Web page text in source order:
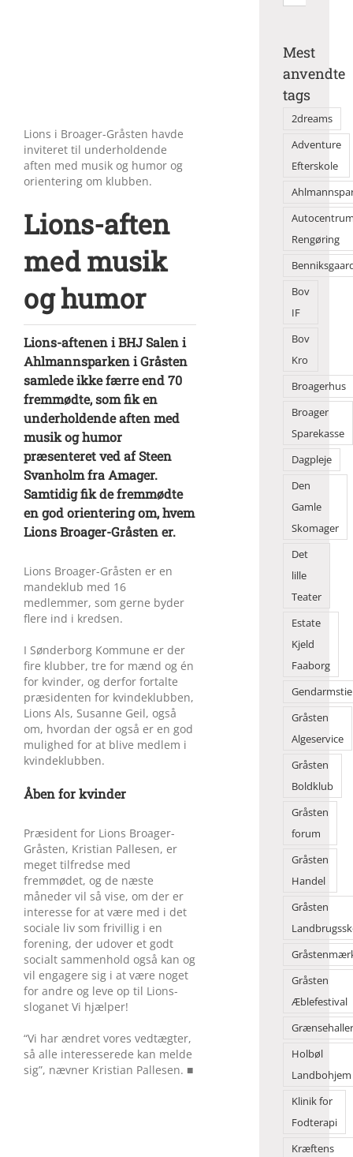
Lions i Broager-Gråsten havde
inviteret til underholdende
aften med musik og humor og
orientering om klubben.
Lions-aften
med musik
og humor
Lions-aftenen i BHJ Salen i
Ahlmannsparken i Gråsten
samlede ikke færre end 70
fremmødte, som fik en
underholdende aften med
musik og humor
præsenteret ved af Steen
Svanholm fra Amager.
Samtidig fik de fremmødte
en god orientering om, hvem
Lions Broager-Gråsten er.
Lions Broager-Gråsten er en
mandeklub med 16
medlemmer, som gerne byder
flere ind i kredsen.
I Sønderborg Kommune er der
fire klubber, tre for mænd og én
for kvinder, og derfor fortalte
præsidenten for kvindeklubben,
Lions Als, Susanne Geil, også
om, hvordan der også er en god
mulighed for at blive medlem i
kvindeklubben.
Åben for kvinder
Præsident for Lions Broager-
Gråsten, Kristian Pallesen, er
meget tilfredse med
fremmødet, og de næste
måneder vil så vise, om der er
interesse for at være med i det
sociale liv som frivillig i en
forening, der udover et godt
socialt sammenhold også kan og
vil engagere sig i at være noget
for andre og leve op til Lions-
sloganet Vi hjælper!
“Vi har ændret vores vedtægter,
så alle interesserede kan melde
sig”, nævner Kristian Pallesen. ■
efter:
Mest
anvendte
tags
2dreams
Adventure
Efterskole
Rengøring
Bov
IF
Bov
Kro
Broagerhus
Broager
Sparekasse
Dagpleje
Den
Gamle
Skomager
Det
lille
Teater
Estate
Kjeld
Faaborg
Gråsten
Algeservice
Gråsten
Boldklub
Gråsten
forum
Gråsten
Handel
Gråsten
Gråsten
Æblefestival
Holbøl
Landbohjem
Klinik for
Fodterapi
Kræftens